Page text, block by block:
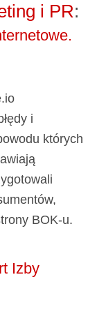
i PR:
i
których
BOK-u.
Izby